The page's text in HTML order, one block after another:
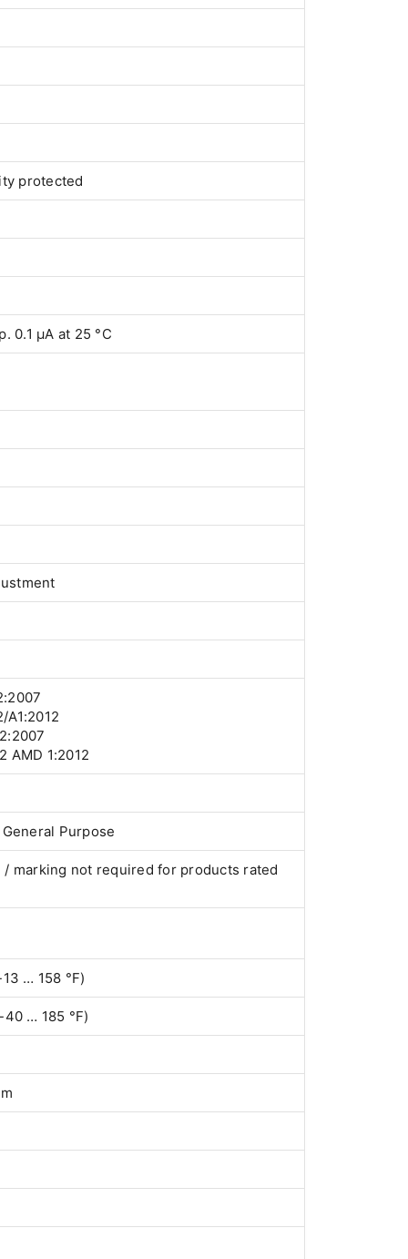
protected
0.1 µA at 25 °C
AMD 1:2012
Purpose
/ marking not required for products rated
… 158 °F)
… 185 °F)